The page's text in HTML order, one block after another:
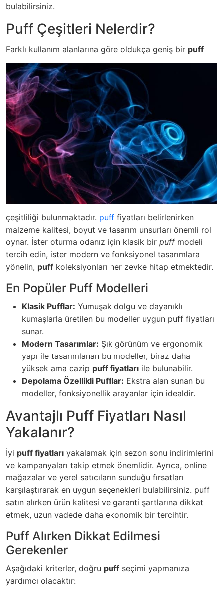
bulabilirsiniz.
Puff Çeşitleri Nelerdir?
Farklı kullanım alanlarına göre oldukça geniş bir puff
çeşitliliği bulunmaktadır. puff fiyatları belirlenirken
malzeme kalitesi, boyut ve tasarım unsurları önemli rol
oynar. İster oturma odanız için klasik bir puffmodeli
tercih edin, ister modern ve fonksiyonel tasarımlara
yönelin, puff koleksiyonları her zevke hitap etmektedir.
En Popüler Puff Modelleri
Klasik Pufflar: Yumuşak dolgu ve dayanıklı
kumaşlarla üretilen bu modeller uygun puff fiyatları
sunar.
Modern Tasarımlar: Şık görünüm ve ergonomik
yapı ile tasarımlanan bu modeller, biraz daha
yüksek ama cazip puff fiyatları ile bulunabilir.
Depolama Özellikli Pufflar: Ekstra alan sunan bu
modeller, fonksiyonellik arayanlar için idealdir.
Avantajlı Puff Fiyatları Nasıl
Yakalanır?
İyi puff fiyatları yakalamak için sezon sonu indirimlerini
ve kampanyaları takip etmek önemlidir. Ayrıca, online
mağazalar ve yerel satıcıların sunduğu fırsatları
karşılaştırarak en uygun seçenekleri bulabilirsiniz. puff
satın alırken ürün kalitesi ve garanti şartlarına dikkat
etmek, uzun vadede daha ekonomik bir tercihtir.
Puff Alırken Dikkat Edilmesi
Gerekenler
Aşağıdaki kriterler, doğru puff seçimi yapmanıza
yardımcı olacaktır: